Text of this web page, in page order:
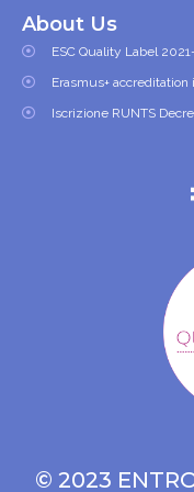
About Us
ESC Quality Label
Erasmus+
Iscrizione RUNTS
© 2023